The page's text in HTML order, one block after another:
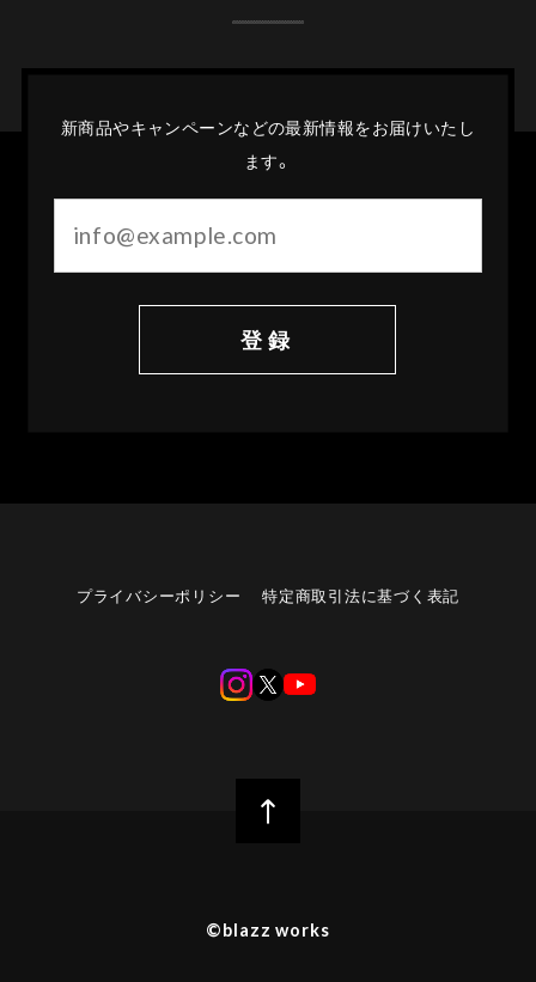
新商品やキャンペーンなどの最新情報をお届けいたし
ます。
登録
プライバシーポリシー 特定商取引法に基づく表記
©︎blazz works